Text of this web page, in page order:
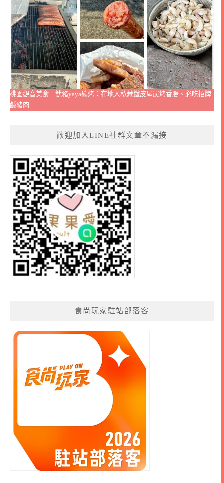
桃園觀音美食｜魷豬yaya碳烤：在地人私藏鐵皮屋炭烤香腸、必吃招牌
鹹豬肉
歡迎加入LINE社群文章不漏接
食尚玩家駐站部落客